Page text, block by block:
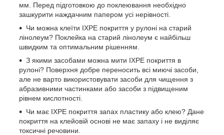
мм. Перед підготовкою до поклеювання необхідно
зашкурити наждачним папером усі нерівності.
Чи можна клеїти IXPE покриття у рулоні на старий
лінолеум? Поклейка на старий лінолеум є найбільш
швидким та оптимальним рішенням.
З якими засобами можна мити IXPE покриття в
рулоні? Поверхня добре переносить всі миючі засоби,
але не варто використовувати засоби для чищення з
абразивними частинками або засоби з підвищеним
рівнем кислотності.
Чи має IXPE покриття запах пластику або клею? Дане
покриття на клейовій основі не має запаху і не виділяє
токсичні речовини.